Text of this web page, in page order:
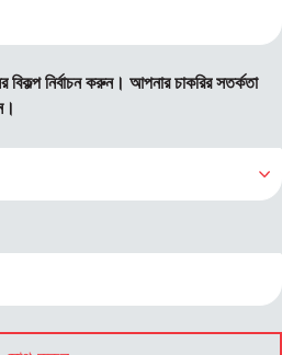
নির্বাচন করুন। আপনার চাকরির সতর্কতা